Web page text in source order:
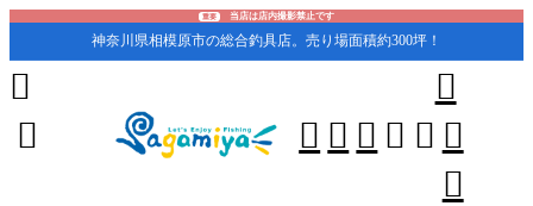
重要 当店は店内撮影禁止です
神奈川県相模原市の総合釣具店。売り場面積約300坪！
    




